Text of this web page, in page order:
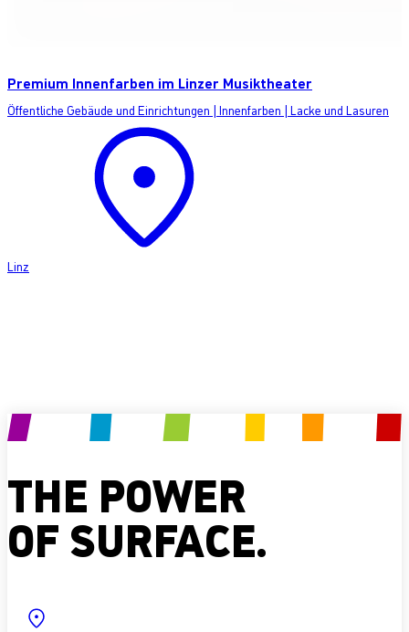
Premium Innenfarben im Linzer Musiktheater
Öffentliche Gebäude und Einrichtungen | Innenfarben | Lacke und Lasuren
Linz
THE POWER
OF SURFACE.